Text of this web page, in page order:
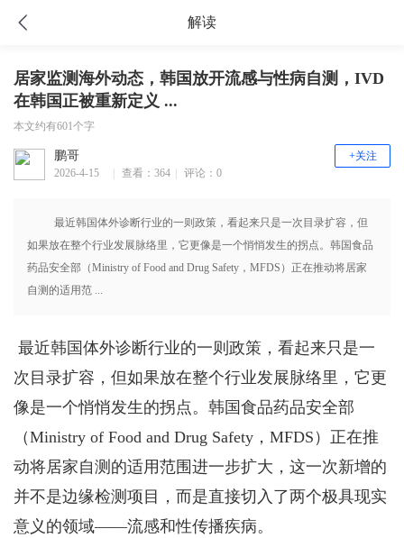
解读
居家监测海外动态，韩国放开流感与性病自测，IVD
在韩国正被重新定义 ...
本文约有601个字
鹏哥
2026-4-15
查看：364 评论：0
+关注
最近韩国体外诊断行业的一则政策，看起来只是一次目录扩容，但
如果放在整个行业发展脉络里，它更像是一个悄悄发生的拐点。韩国食品
药品安全部（Ministry of Food and Drug Safety，MFDS）正在推动将居家
自测的适用范 ...
最近韩国体外诊断行业的一则政策，看起来只是一
次目录扩容，但如果放在整个行业发展脉络里，它更
像是一个悄悄发生的拐点。韩国食品药品安全部
（Ministry of Food and Drug Safety，MFDS）正在推
动将居家自测的适用范围进一步扩大，这一次新增的
并不是边缘检测项目，而是直接切入了两个极具现实
意义的领域——流感和性传播疾病。